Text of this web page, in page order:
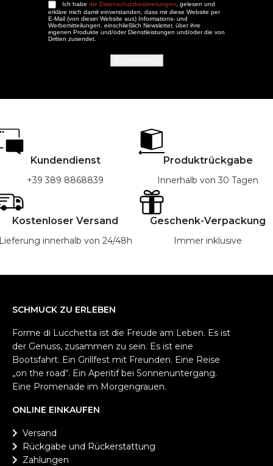
Ich habe die Datenschutzbestimmungen, gelesen und
erkläre mich damit einverstanden, dass mir diese Website per
E-Mail (von dieser Website aus) Informations- und
Werbemitteilungen, einschließlich Newsletter, über ihre
eigenen Produkte und/oder Dienstleistungen und/oder die von
Dritten zusendet.
Kundendienst
+39 389 8868839
Produktrückgabe
Innerhalb von 30 Tagen
Kostenloser Versand
innerhalb von 24/48h
Geschenk-Verpackung
Immer inklusive
SCHMUCK ZU ERLEBEN
Forme di Lucchetta ist die Freude am Leben. Es ist
der Genuss, zusammen zu sein. Es ist eine
Bootsfahrt. Ein Grillfest mit Freunden. Eine Reise
„on the road“. Ein Aperitif bei Sonnenuntergang.
Eine Promenade im Morgengrauen.
ONLINE EINKAUFEN
Versand
Rückgabe und Rückerstattung
Zahlungen